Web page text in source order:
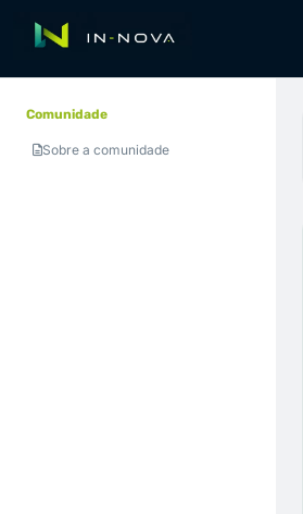
Comunidade
Sobre a comunidade